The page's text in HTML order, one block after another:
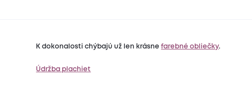
K dokonalosti chýbajú už len krásnefarebné obliečky.
Údržba plachiet